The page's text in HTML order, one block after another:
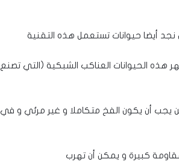
أيضا حيوانات تستعمل هذه التقنية
الحيوانات العناكب الشبكية (التي تصنع
يجب أن يكون الفخ متكاملا و غير مرئي و في
كبيرة و يمكن أن تهرب